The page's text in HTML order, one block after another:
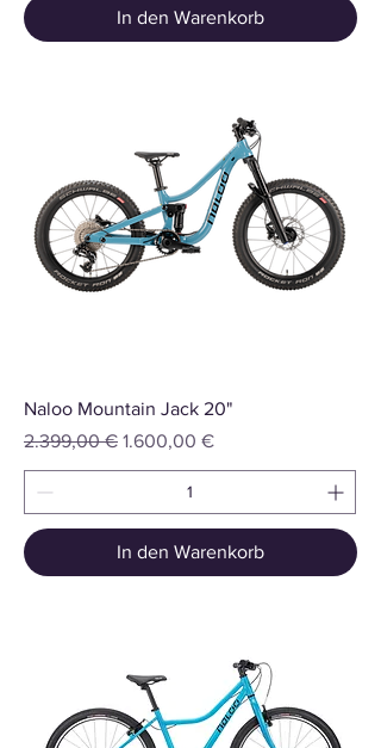
In den Warenkorb
Naloo Mountain Jack 20"
Standardpreis
2.399,00 € Sale-Preis
1.600,00 €
In den Warenkorb